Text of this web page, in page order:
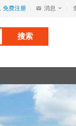
免费注册 消息
搜索